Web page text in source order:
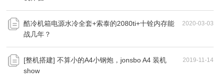
2020-03-03
酷冷机箱电源水冷全套+索泰的2080ti+十铨内存能
战几年？
2019-11-14
[整机搭建] 不算小的A4小钢炮，jonsbo A4 装机
show